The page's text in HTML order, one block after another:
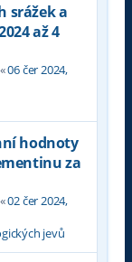
srážek a
až 4
«06 čer 2024,
hodnoty
za
«02 čer 2024,
jevů